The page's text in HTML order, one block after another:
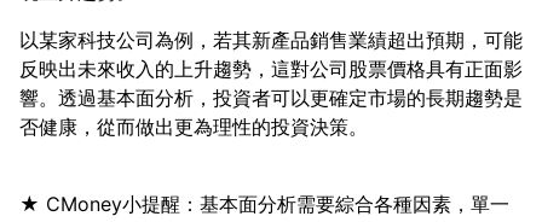
以某家科技公司為例，若其新產品銷售業績超出預期，可能
反映出未來收入的上升趨勢，這對公司股票價格具有正面影
響。透過基本面分析，投資者可以更確定市場的長期趨勢是
★ CMoney小提醒：基本面分析需要綜合各種因素，單一